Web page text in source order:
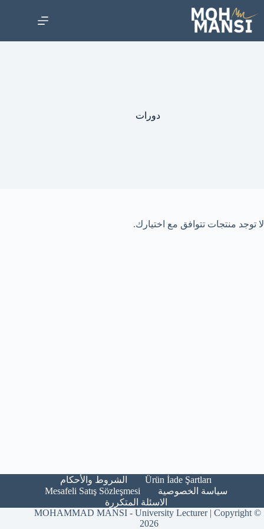
دورات
لا توجد منتجات تتوافق مع اختيارك.
Ürün İade Şartları​
الشروط والأحكام​
سياسة الخصوصية
Mesafeli Satış Sözleşmesi
الاسئلة المتكررة
MOHAMMAD MANSI - University Lecturer | Copyright ©
2026